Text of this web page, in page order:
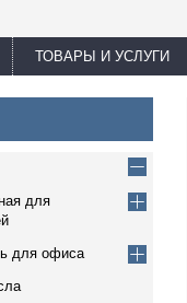
ТОВАРЫ И УСЛУГИ
для
для офиса